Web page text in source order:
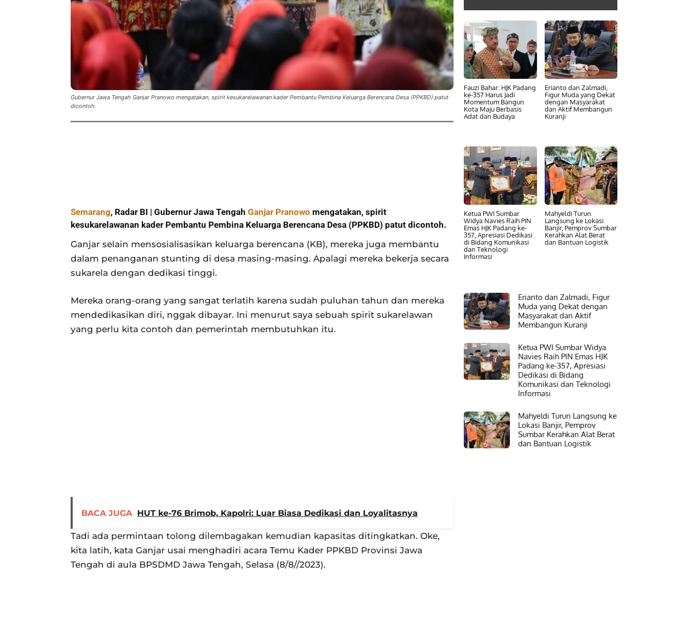
Gubernur Jawa Tengah Ganjar Pranowo mengatakan, spirit kesukarelawanan kader Pembantu Pembina Keluarga Berencana Desa (PPKBD) patut
dicontoh.
Semarang, Radar BI | Gubernur Jawa Tengah Ganjar Pranowo mengatakan, spirit
kesukarelawanan kader Pembantu Pembina Keluarga Berencana Desa (PPKBD) patut dicontoh.
Ganjar selain mensosialisasikan keluarga berencana (KB), mereka juga membantu
dalam penanganan stunting di desa masing-masing. Apalagi mereka bekerja secara
sukarela dengan dedikasi tinggi.
Mereka orang-orang yang sangat terlatih karena sudah puluhan tahun dan mereka
mendedikasikan diri, nggak dibayar. Ini menurut saya sebuah spirit sukarelawan
yang perlu kita contoh dan pemerintah membutuhkan itu.
BACA JUGA HUT ke-76 Brimob, Kapolri: Luar Biasa Dedikasi dan Loyalitasnya
Tadi ada permintaan tolong dilembagakan kemudian kapasitas ditingkatkan. Oke,
kita latih, kata Ganjar usai menghadiri acara Temu Kader PPKBD Provinsi Jawa
Tengah di aula BPSDMD Jawa Tengah, Selasa (8/8//2023).
Fauzi Bahar: HJK Padang
ke-357 Harus Jadi
Momentum Bangun
Kota Maju Berbasis
Adat dan Budaya
Erianto dan Zalmadi,
Figur Muda yang Dekat
dengan Masyarakat
dan Aktif Membangun
Kuranji
Ketua PWI Sumbar
Widya Navies Raih PIN
Emas HJK Padang ke-
357, Apresiasi Dedikasi
di Bidang Komunikasi
dan Teknologi
Informasi
Mahyeldi Turun
Langsung ke Lokasi
Banjir, Pemprov Sumbar
Kerahkan Alat Berat
dan Bantuan Logistik
Erianto dan Zalmadi, Figur
Muda yang Dekat dengan
Masyarakat dan Aktif
Membangun Kuranji
Ketua PWI Sumbar Widya
Navies Raih PIN Emas HJK
Padang ke-357, Apresiasi
Dedikasi di Bidang
Komunikasi dan Teknologi
Informasi
Mahyeldi Turun Langsung ke
Lokasi Banjir, Pemprov
Sumbar Kerahkan Alat Berat
dan Bantuan Logistik